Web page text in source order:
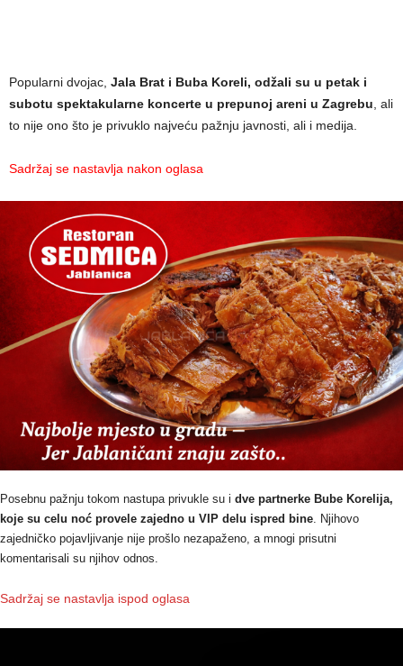
Popularni dvojac, Jala Brat i Buba Koreli, odžali su u petak i
subotu spektakularne koncerte u prepunoj areni u Zagrebu, ali
to nije ono što je privuklo najveću pažnju javnosti, ali i medija.
Sadržaj se nastavlja nakon oglasa
Posebnu pažnju tokom nastupa privukle su i dve partnerke Bube Korelija,
koje su celu noć provele zajedno u VIP delu ispred bine. Njihovo
zajedničko pojavljivanje nije prošlo nezapaženo, a mnogi prisutni
komentarisali su njihov odnos.
Sadržaj se nastavlja ispod oglasa